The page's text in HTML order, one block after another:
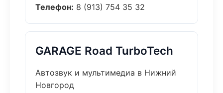
Телефон: 8 (913) 754 35 32
GARAGE Road TurboTech
Автозвук и мультимедиа в Нижний
Новгород